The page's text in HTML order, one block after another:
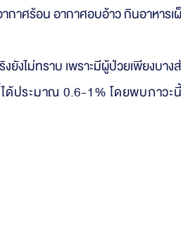
กาศร้อน อากาศอบอ้าว กินอาหาร
ยังไม่ทราบ เพราะมีผู้ป่วยเพียงบา
ด้ประมาณ 0.6-1% โดยพบภาวะ